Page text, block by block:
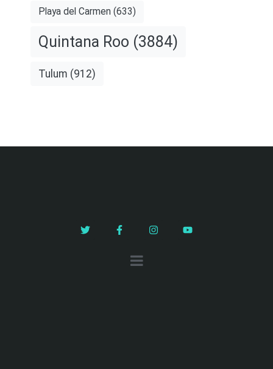
Playa del Carmen (633)
Quintana Roo (3884)
Tulum (912)